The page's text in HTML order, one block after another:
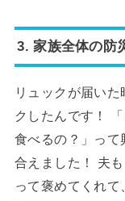
3. 家族全体の防
リュックが届い
クしたんです！
食べるの？」って
合えました！ 夫
って褒めてくれ